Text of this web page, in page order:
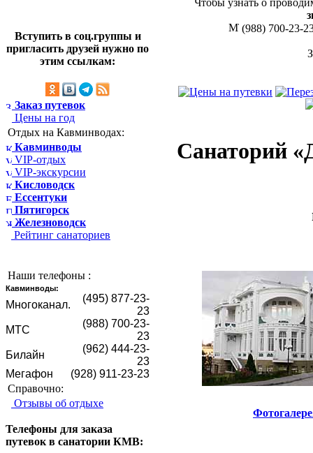
Вступить в соц.группы и
пригласить друзей нужно по
этим ссылкам:
Заказ путевок
Цены на год
Отдых на Кавминводах:
Кавминводы
VIP-отдых
VIP-экскурсии
Кисловодск
Ессентуки
Пятигорск
Железноводск
Рейтинг санаториев
Наши телефоны :
Кавминводы:
Mногоканал.
(495) 877-23-
23
МТС
(988) 700-23-
23
Билайн
(962) 444-23-
23
Мегафон
(928) 911-23-23
Справочно:
Отзывы об отдыхе
Телефоны для заказа
путевок в санатории КМВ:
(988) 700-23-
Санаторий